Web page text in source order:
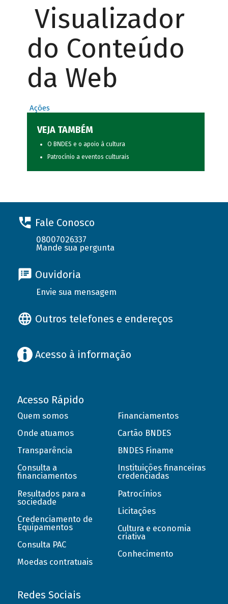
Visualizador
do Conteúdo
da Web
Ações
VEJA TAMBÉM
O BNDES e o apoio à cultura
Patrocínio a eventos culturais
Fale Conosco
08007026337
Mande sua pergunta
Ouvidoria
Envie sua mensagem
Outros telefones e endereços
Acesso à informação
Acesso Rápido
Quem somos
Onde atuamos
Transparência
Consulta a
financiamentos
Resultados para a
sociedade
Credenciamento de
Equipamentos
Consulta PAC
Moedas contratuais
Financiamentos
Cartão BNDES
BNDES Finame
Instituições financeiras
credenciadas
Patrocínios
Licitações
Cultura e economia
criativa
Conhecimento
Redes Sociais